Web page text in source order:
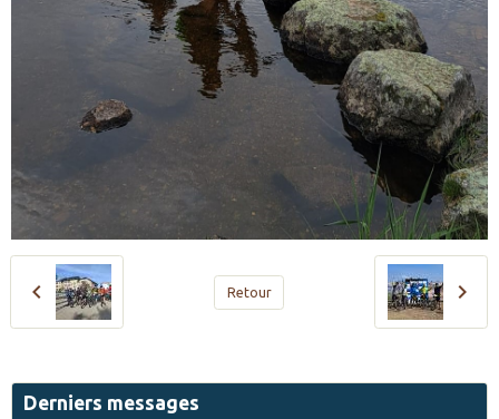
Retour
Derniers messages